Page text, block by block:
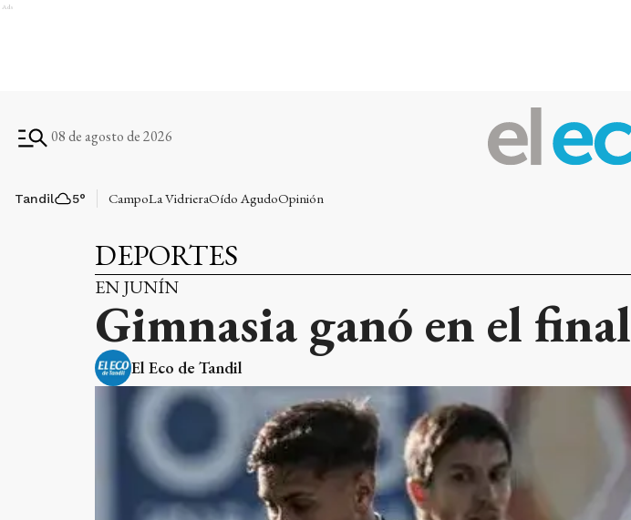
Ads
08 de agosto de 2026
Tandil 5° CampoLa VidrieraOído AgudoOpinión
DEPORTES
EN JUNÍN
Gimnasia ganó en el final
El Eco de Tandil